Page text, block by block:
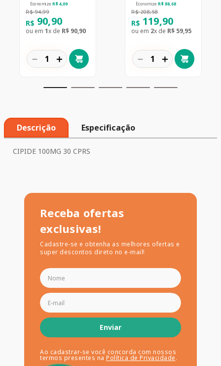
Economize R$ 4,09
R$ 94,99
R$ 90,90
ou em 1x de R$ 90,90
＋
－
Economize R$ 88,68
R$ 208,58
R$ 119,90
ou em 2x de R$ 59,95
＋
－
Descrição Especificação
CIPIDE 100MG 30 CPRS
Receba ofertas
exclusivas!
Cadastre-se e obtenha as melhores ofertas e
super descontos direto no e-mail!
Enviar
Ao cadastrar-se você concorda com nossos
termos presentes na Política de Privacidade.